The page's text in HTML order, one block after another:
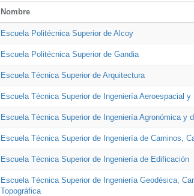
Nombre
Escuela Politécnica Superior de Alcoy
Escuela Politécnica Superior de Gandia
Escuela Técnica Superior de Arquitectura
Escuela Técnica Superior de Ingeniería Aeroespacial y
Escuela Técnica Superior de Ingeniería Agronómica y
Escuela Técnica Superior de Ingeniería de Caminos,
Escuela Técnica Superior de Ingeniería de Edificación
Escuela Técnica Superior de Ingeniería Geodésica,
Topográfica